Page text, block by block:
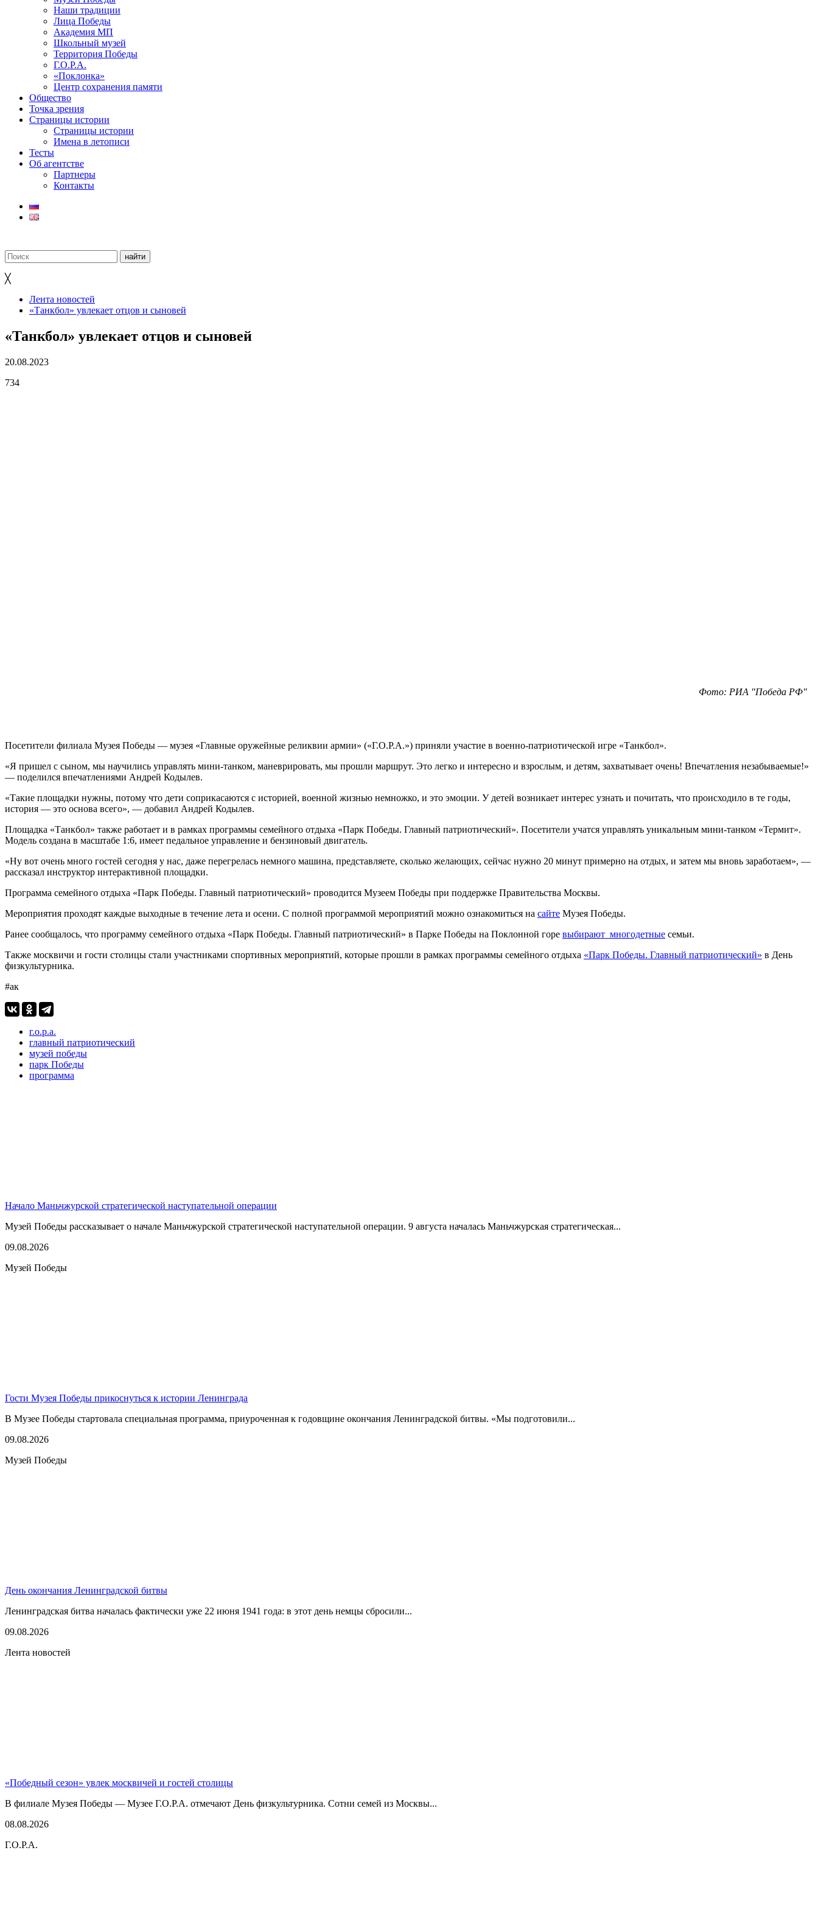
Наши традиции
Лица Победы
Академия МП
Школьный музей
Территория Победы
Г.О.Р.А.
«Поклонка»
Центр сохранения памяти
Общество
Точка зрения
Страницы истории
Страницы истории
Имена в летописи
Тесты
Об агентстве
Партнеры
Контакты
╳
Лента новостей
«Танкбол» увлекает отцов и сыновей
«Танкбол» увлекает отцов и сыновей
20.08.2023
734
Фото: РИА "Победа РФ"
Посетители филиала Музея Победы — музея «Главные оружейные реликвии армии» («Г.О.Р.А.») приняли участие в военно-патриотической игре «Танкбол».
«Я пришел с сыном, мы научились управлять мини-танком, маневрировать, мы прошли маршрут. Это легко и интересно и взрослым, и детям, захватывает очень! Впечатления незабываемые!»
— поделился впечатлениями Андрей Кодылев.
«Такие площадки нужны, потому что дети соприкасаются с историей, военной жизнью немножко, и это эмоции. У детей возникает интерес узнать и почитать, что происходило в те годы,
история — это основа всего», — добавил Андрей Кодылев.
Площадка «Танкбол» также работает и в рамках программы семейного отдыха «Парк Победы. Главный патриотический». Посетители учатся управлять уникальным мини-танком «Термит».
Модель создана в масштабе 1:6, имеет педальное управление и бензиновый двигатель.
«Ну вот очень много гостей сегодня у нас, даже перегрелась немного машина, представляете, сколько желающих, сейчас нужно 20 минут примерно на отдых, и затем мы вновь заработаем», —
рассказал инструктор интерактивной площадки.
Программа семейного отдыха «Парк Победы. Главный патриотический» проводится Музеем Победы при поддержке Правительства Москвы.
Мероприятия проходят каждые выходные в течение лета и осени. С полной программой мероприятий можно ознакомиться на сайте Музея Победы.
Ранее сообщалось, что программу семейного отдыха «Парк Победы. Главный патриотический» в Парке Победы на Поклонной горе выбирают многодетные семьи.
Также москвичи и гости столицы стали участниками спортивных мероприятий, которые прошли в рамках программы семейного отдыха «Парк Победы. Главный патриотический» в День
физкультурника.
#ак
г.о.р.а.
главный патриотический
музей победы
парк Победы
программа
Начало Маньчжурской стратегической наступательной операции
Музей Победы рассказывает о начале Маньчжурской стратегической наступательной операции. 9 августа началась Маньчжурская стратегическая...
09.08.2026
Музей Победы
Гости Музея Победы прикоснуться к истории Ленинграда
В Музее Победы стартовала специальная программа, приуроченная к годовщине окончания Ленинградской битвы. «Мы подготовили...
09.08.2026
Музей Победы
День окончания Ленинградской битвы
Ленинградская битва началась фактически уже 22 июня 1941 года: в этот день немцы сбросили...
09.08.2026
Лента новостей
«Победный сезон» увлек москвичей и гостей столицы
В филиале Музея Победы — Музее Г.О.Р.А. отмечают День физкультурника. Сотни семей из Москвы...
08.08.2026
Г.О.Р.А.